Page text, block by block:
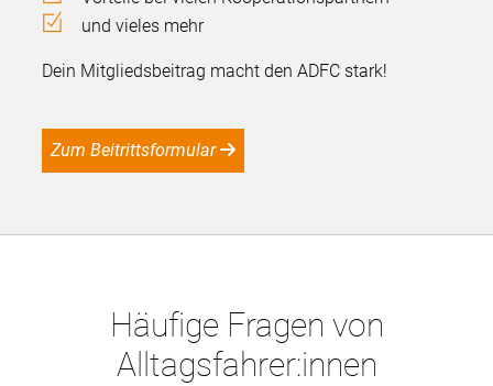
und vieles mehr
Dein Mitgliedsbeitrag macht den ADFC stark!
Zum Beitrittsformular
Häufige Fragen von
Alltagsfahrer:innen